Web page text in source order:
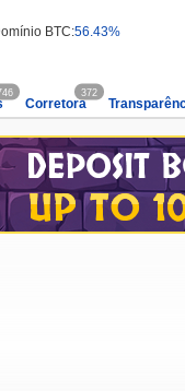
BTC:56.43%
Corretora
372